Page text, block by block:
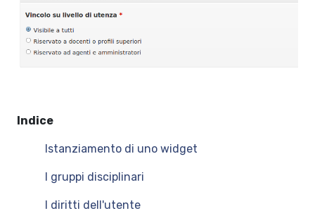
Indice
Istanziamento di uno widget
I gruppi disciplinari
I diritti dell'utente